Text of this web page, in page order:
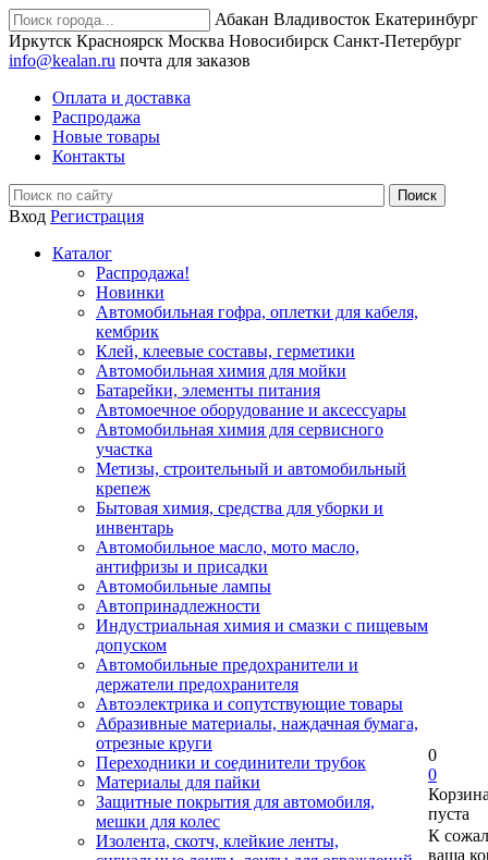
Абакан Владивосток Екатеринбург
Иркутск Красноярск Москва Новосибирск Санкт-Петербург
info@kealan.ru почта для заказов
Оплата и доставка
Распродажа
Новые товары
Контакты
Вход Регистрация
Каталог
Распродажа!
Новинки
Автомобильная гофра, оплетки для кабеля,
кембрик
Клей, клеевые составы, герметики
Автомобильная химия для мойки
Батарейки, элементы питания
Автомоечное оборудование и аксессуары
Автомобильная химия для сервисного
участка
Метизы, строительный и автомобильный
крепеж
Бытовая химия, средства для уборки и
инвентарь
Автомобильное масло, мото масло,
антифризы и присадки
Автомобильные лампы
Автопринадлежности
Индустриальная химия и смазки с пищевым
допуском
Автомобильные предохранители и
держатели предохранителя
Автоэлектрика и сопутствующие товары
Абразивные материалы, наждачная бумага,
отрезные круги
Переходники и соединители трубок
Материалы для пайки
Защитные покрытия для автомобиля,
мешки для колес
Изолента, скотч, клейкие ленты,
0
0
пуста
К
ваша